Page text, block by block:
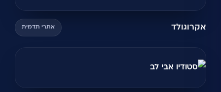
אקרוגולד אתרי תדמית